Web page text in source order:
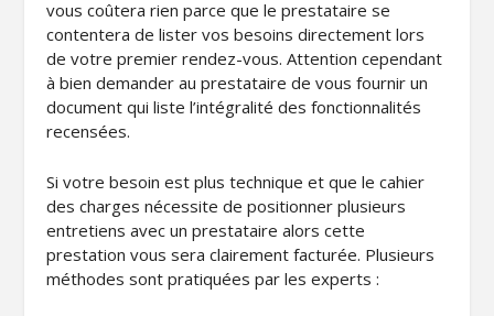
vous coûtera rien parce que le prestataire se
contentera de lister vos besoins directement lors
de votre premier rendez-vous. Attention cependant
à bien demander au prestataire de vous fournir un
document qui liste l’intégralité des fonctionnalités
recensées.
Si votre besoin est plus technique et que le cahier
des charges nécessite de positionner plusieurs
entretiens avec un prestataire alors cette
prestation vous sera clairement facturée. Plusieurs
méthodes sont pratiquées par les experts :